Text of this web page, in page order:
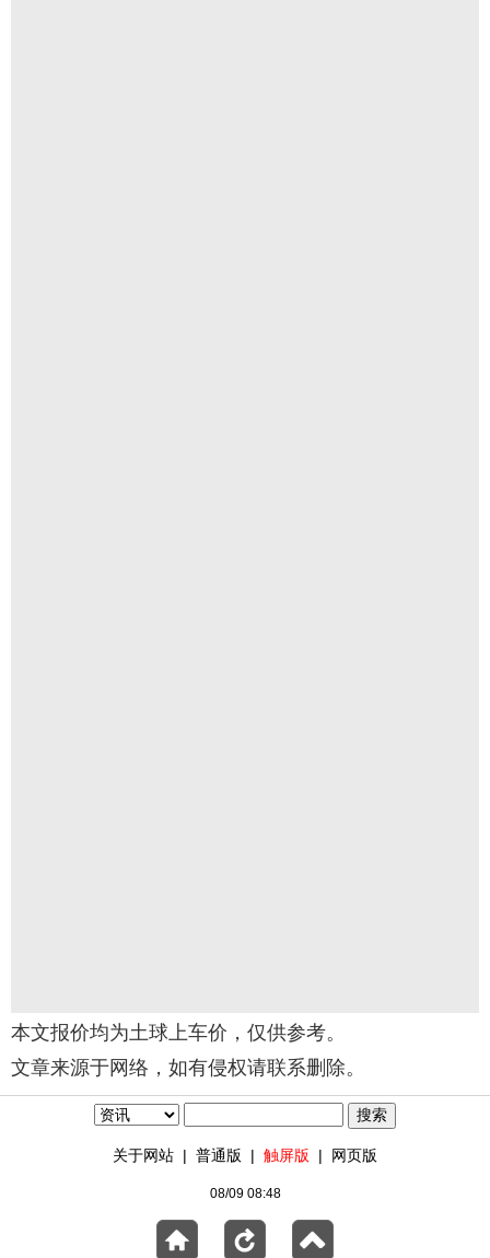
本文报价均为土球上车价，仅供参考。
文章来源于网络，如有侵权请联系删除。
关于网站 | 普通版 | 触屏版 | 网页版
08/09 08:48